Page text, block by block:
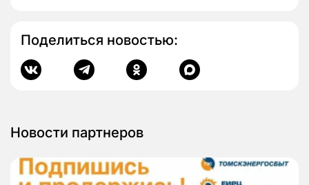
Поделиться новостью:
Новости партнеров